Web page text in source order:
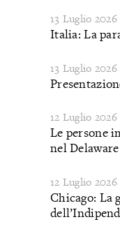
13 Luglio 2026
Italia: La
13 Luglio 2026
12 Luglio 2026
Le persone
nel Delaware
12 Luglio 2026
Chicago: La